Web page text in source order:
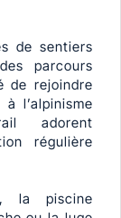
de sentiers
parcours
de rejoindre
l’alpinisme
adorent
régulière
la piscine